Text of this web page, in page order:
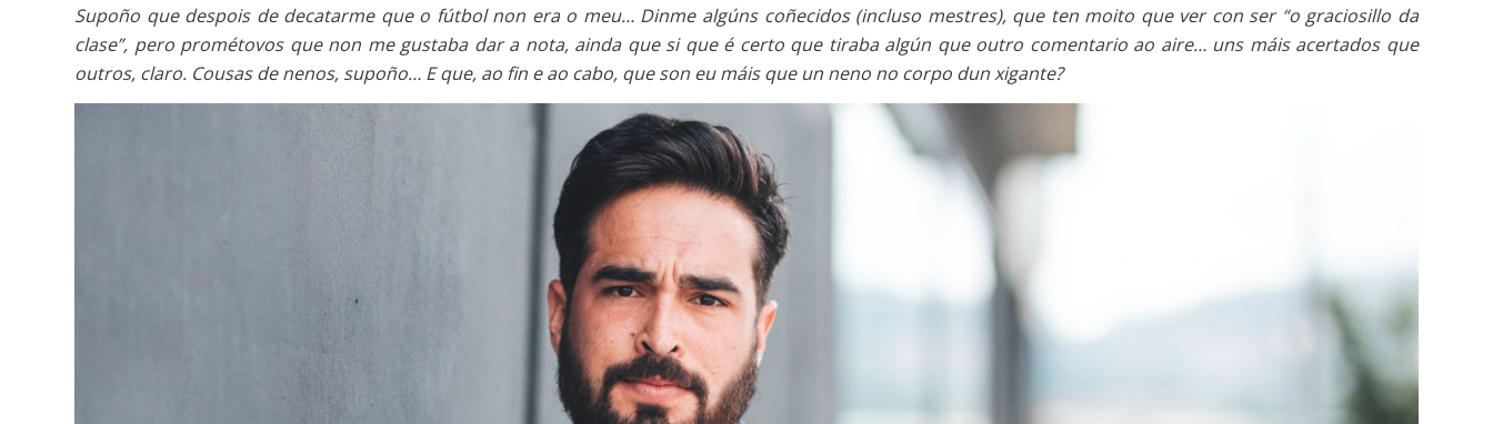
Supoño que despois de decatarme que o fútbol non era o meu… Dinme algúns coñecidos (incluso mestres), que ten moito que ver con ser “o graciosillo da
clase”, pero prométovos que non me gustaba dar a nota, ainda que si que é certo que tiraba algún que outro comentario ao aire… uns máis acertados que
outros, claro. Cousas de nenos, supoño… E que, ao fin e ao cabo, que son eu máis que un neno no corpo dun xigante?